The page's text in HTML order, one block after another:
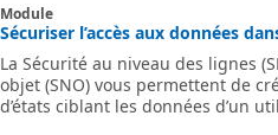
Module
Sécuriser l’accès aux données
La Sécurité au niveau des lignes
objet (SNO) vous permettent de
d’états ciblant les données d’un